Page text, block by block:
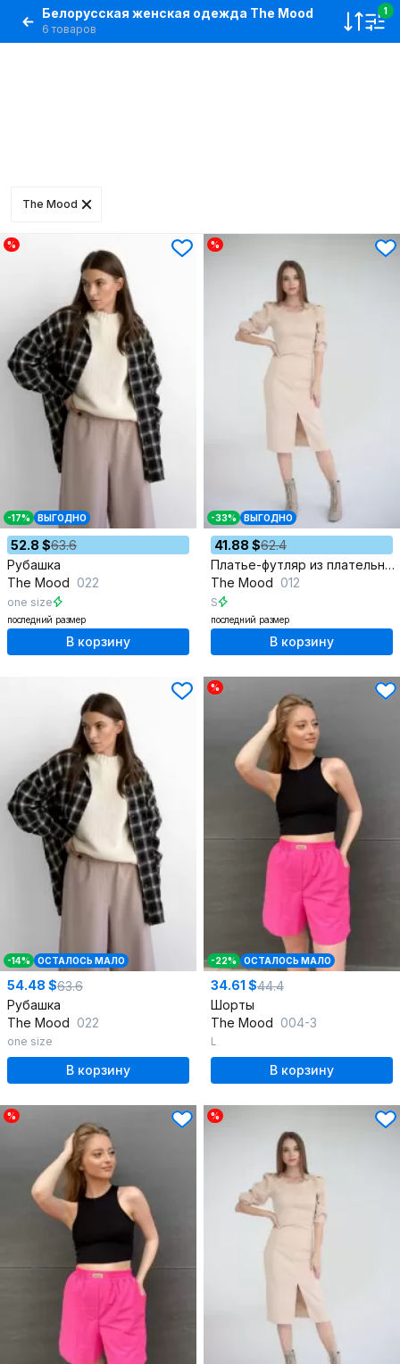
Белорусская женская одежда The Mood
6 товаров
1
The Mood
%
-17% ВЫГОДНО
52.8 $63.6
Рубашка
The Mood 022
one size
последний размер
В корзину
%
-33% ВЫГОДНО
41.88 $62.4
Платье-футляр из плательной ткани с разрезом и рукавами
The Mood 012
S
последний размер
В корзину
-14% ОСТАЛОСЬ МАЛО
54.48 $63.6
Рубашка
The Mood 022
one size
В корзину
%
-22% ОСТАЛОСЬ МАЛО
34.61 $44.4
Шорты
The Mood 004-3
L
В корзину
% %